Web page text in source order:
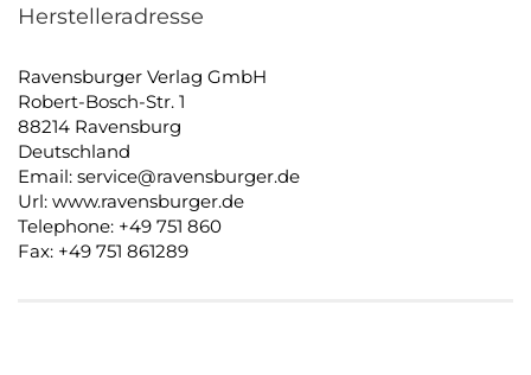
Herstelleradresse
Ravensburger Verlag GmbH
Robert-Bosch-Str. 1
88214 Ravensburg
Deutschland
Email: service@ravensburger.de
Url: www.ravensburger.de
Telephone: +49 751 860
Fax: +49 751 861289